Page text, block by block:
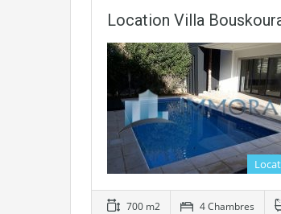
Location Villa
700 m2 4 Chambres